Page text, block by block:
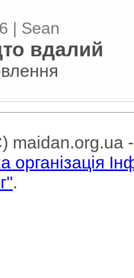
| Sean
вдалий
maidan.org.ua
організація
.